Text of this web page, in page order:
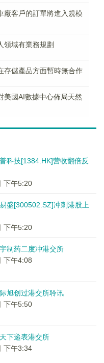
廠客戶的訂單將進入規模
領域有業務規劃
存儲產品方面暫時無合作
美國AI數據中心佈局天然
科技[1384.HK]营收翻倍反
下午5:20
盛[300502.SZ]冲刺港股上
下午5:20
制药二度冲港交所
下午4:08
旭创过港交所聆讯
下午5:50
下递表港交所
下午3:34